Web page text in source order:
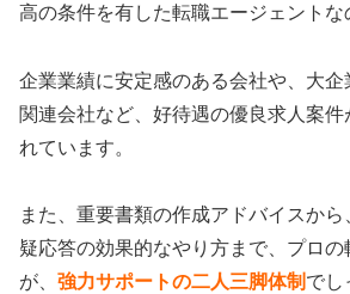
高の条件を有した転職エージェントな
企業業績に安定感のある会社や、大企
関連会社など、好待遇の優良求人案
れています。
また、重要書類の作成アドバイスか
疑応答の効果的なやり方まで、プロの
が、 強力サポートの二人三脚体制 でし